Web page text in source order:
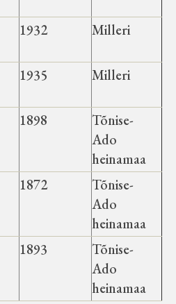
1932 Milleri
1935 Milleri
1898
Tõnise-
Ado
heinamaa
1872
Tõnise-
Ado
heinamaa
1893
Tõnise-
Ado
heinamaa